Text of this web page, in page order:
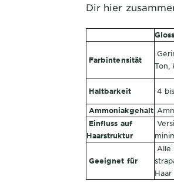
Dir hier
Farbintensität
Ton,
Haltbarkeit
4
Ammoniakgehalt
Einfluss auf
Haarstruktur
Geeignet für
Alle
Haar